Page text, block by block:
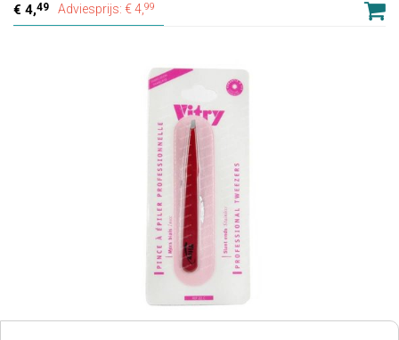
4,49 Adviesprijs: € 4, 99